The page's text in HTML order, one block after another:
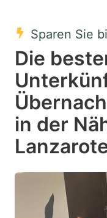
select
a
date.
Press
question
mark
key
to
get
Sparen Sie
Die
in der